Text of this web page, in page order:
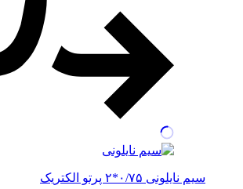
سیم نایلونی ۰/۷۵*۲ پرتو الکتریک